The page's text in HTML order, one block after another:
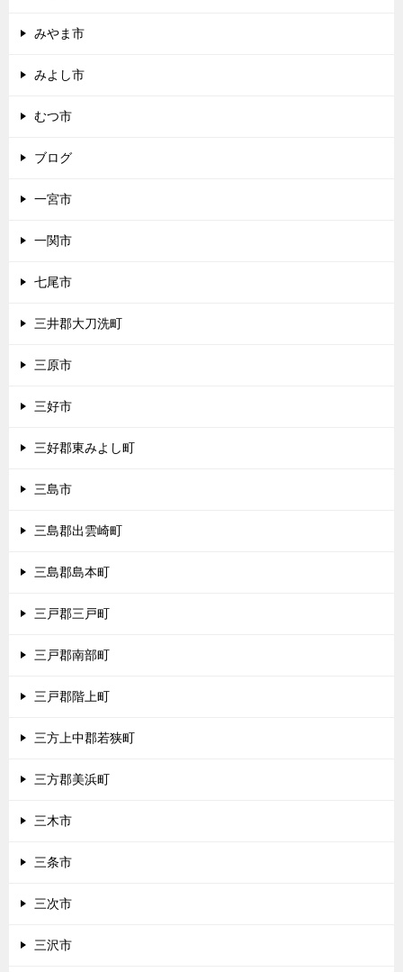
みやま市
みよし市
むつ市
ブログ
一宮市
一関市
七尾市
三井郡大刀洗町
三原市
三好市
三好郡東みよし町
三島市
三島郡出雲崎町
三島郡島本町
三戸郡三戸町
三戸郡南部町
三戸郡階上町
三方上中郡若狭町
三方郡美浜町
三木市
三条市
三次市
三沢市